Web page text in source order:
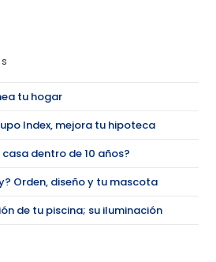
tu hogar
Index, mejora tu hipoteca
dentro de 10 años?
Orden, diseño y tu mascota
de tu piscina; su iluminación